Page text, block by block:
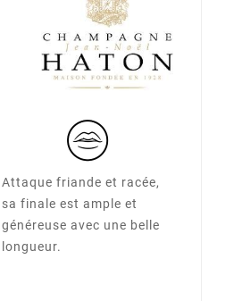
Attaque friande et racée,
sa finale est ample et
généreuse avec une belle
longueur.